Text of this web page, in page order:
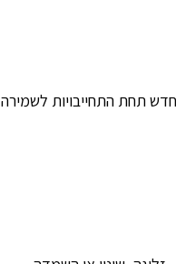
תחת התחייבויות לשמירה